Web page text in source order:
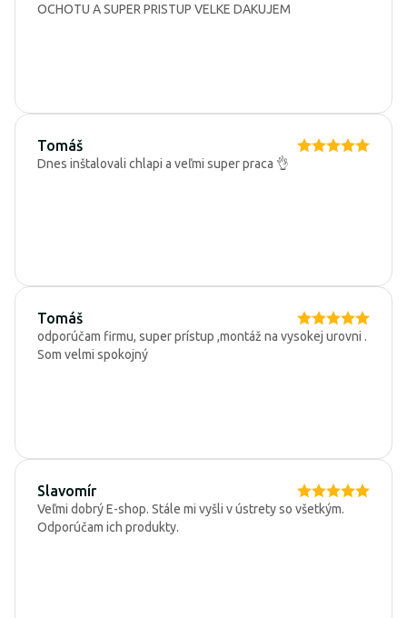
OCHOTU A SUPER PRISTUP VELKE DAKUJEM
Tomáš
Dnes inštalovali chlapi a veľmi super praca 👌
Tomáš
odporúčam firmu, super prístup ,montáž na vysokej urovni .
Som velmi spokojný
Slavomír
Veľmi dobrý E-shop. Stále mi vyšli v ústrety so všetkým.
Odporúčam ich produkty.